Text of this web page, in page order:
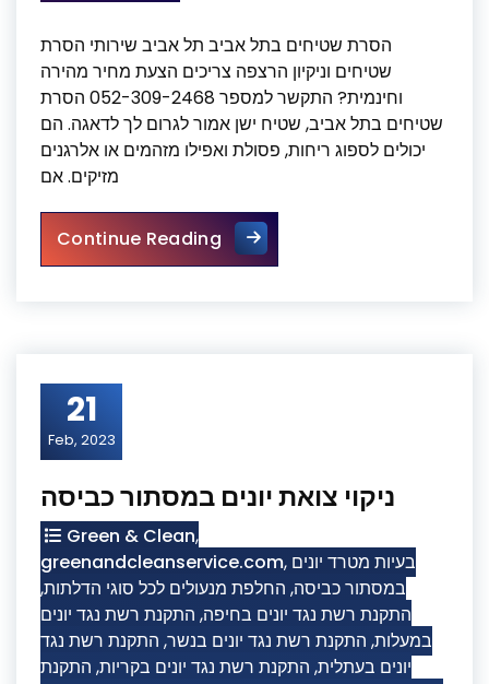
הסרת שטיחים בתל אביב תל אביב שירותי הסרת
שטיחים וניקיון הרצפה צריכים הצעת מחיר מהירה
וחינמית? התקשר למספר 052-309-2468 הסרת
שטיחים בתל אביב, שטיח ישן אמור לגרום לך לדאגה. הם
יכולים לספוג ריחות, פסולת ואפילו מזהמים או אלרגנים
מזיקים. אם
Continue Readingהסרת שטיחים בתל אביב
21
Feb, 2023
ניקוי צואת יונים במסתור כביסה
Green & Clean,
greenandcleanservice.com, בעיות מטרד יונים
במסתור כביסה, החלפת מנעולים לכל סוגי הדלתות,
התקנת רשת נגד יונים בחיפה, התקנת רשת נגד יונים
במעלות, התקנת רשת נגד יונים בנשר, התקנת רשת נגד
יונים בעתלית, התקנת רשת נגד יונים בקריות, התקנת